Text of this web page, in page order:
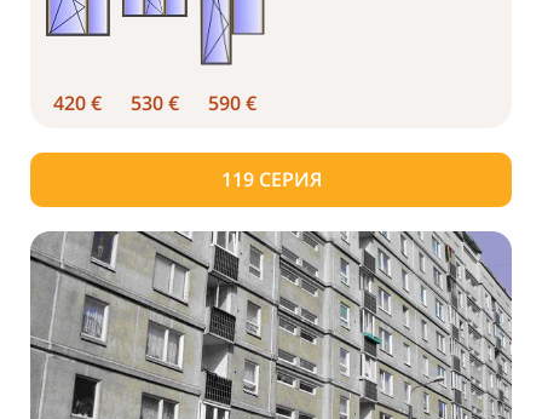
420 € 530 € 590 €
119 СЕРИЯ